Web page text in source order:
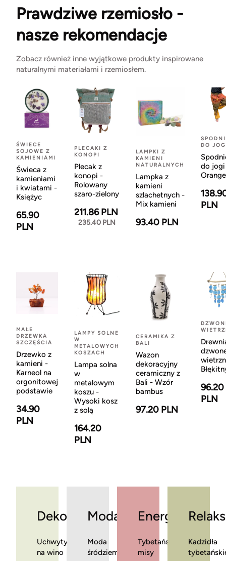
Prawdziwe rzemiosło -
nasze rekomendacje
Zobacz również inne wyjątkowe produkty inspirowane
naturalnymi materiałami i rzemiosłem.
ŚWIECE
SOJOWE Z
KAMIENIAMI
Świeca z
kamieniami
i kwiatami -
Księżyc
65.90
PLN
PLECAKI Z
KONOPI
Plecak z
konopi -
Rolowany
szaro-zielony
211.86 PLN
235.40 PLN
LAMPKI Z
KAMIENI
NATURALNYCH
Lampka z
kamieni
szlachetnych -
Mix kamieni
93.40 PLN
DO
do
Orange
PLN
MAŁE
DRZEWKA
SZCZĘŚCIA
Drzewko z
kamieni -
Karneol na
orgonitowej
podstawie
34.90
PLN
LAMPY SOLNE
W
METALOWYCH
KOSZACH
Lampa solna
w
metalowym
koszu -
Wysoki kosz
z solą
164.20
PLN
CERAMIKA Z
BALI
Wazon
dekoracyjny
ceramiczny z
Bali - Wzór
bambus
97.20 PLN
96.20
PLN
Dekoracje
Uchwyty
na wino
Moda
Moda
śródziemnomorska
Energia
Tybetańskie
misy
Relaks
Kadzidła